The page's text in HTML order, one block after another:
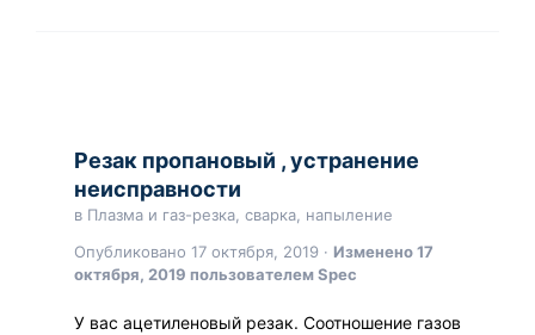
Резак пропановый , устранение
неисправности
в Плазма и газ-резка, сварка, напыление
Опубликовано 17 октября, 2019 · Изменено17
октября, 2019 пользователем Spec
У вас ацетиленовый резак. Соотношение газов